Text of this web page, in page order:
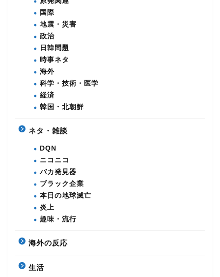
国際
地震・災害
政治
日韓問題
時事ネタ
海外
科学・技術・医学
経済
韓国・北朝鮮
ネタ・雑談
DQN
ニコニコ
バカ発見器
ブラック企業
本日の地球滅亡
炎上
趣味・流行
海外の反応
生活